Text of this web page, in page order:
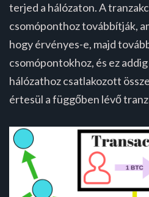
terjed a hálózaton. A
csomóponthoz továbbítják,
hogy érvényes-e, majd
csomópontokhoz, és ez
hálózathoz csatlakozott
értesül a függőben lévő